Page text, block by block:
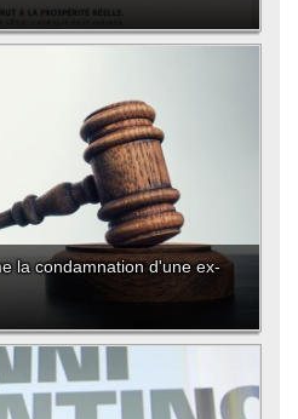
la condamnation d'une ex-